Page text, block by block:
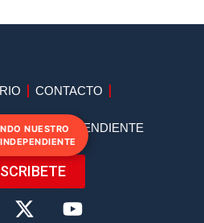
CONTACTO
INDEPENDIENTE
NUESTRO